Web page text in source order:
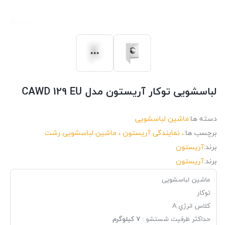
لباسشویی توکار آریستون مدل CAWD 129 EU
دسته ها:ماشین لباسشویی
برچسب ها:، نمایندگی آریستون ، ماشین لباسشویی رشت
برند:آریستون
برند:آریستون
ماشین لباسشویی
توکار
كلاس انرژي A
حداكثر ظرفيت شستشو : 7 كيلوگرم